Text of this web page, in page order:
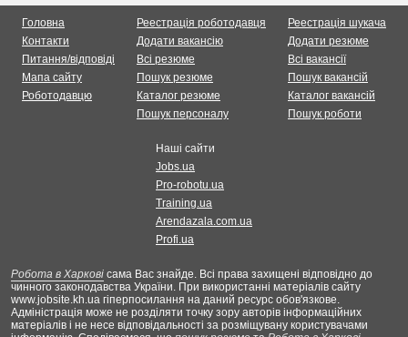
Головна
Контакти
Питання/відповіді
Мапа сайту
Роботодавцю
Реестрація роботодавця
Додати вакансію
Всі резюме
Пошук резюме
Каталог резюме
Пошук персоналу
Реестрація шукача
Додати резюме
Всі вакансії
Пошук вакансій
Каталог вакансій
Пошук роботи
Наші сайти
Jobs.ua
Pro-robotu.ua
Training.ua
Arendazala.com.ua
Profi.ua
Робота в Харкові сама Вас знайде. Всі права захищені відповідно до
чинного законодавства України. При використанні матеріалів сайту
www.jobsite.kh.ua гіперпосилання на даний ресурс обов'язкове.
Адміністрація може не розділяти точку зору авторів інформаційних
матеріалів і не несе відповідальності за розміщувану користувачами